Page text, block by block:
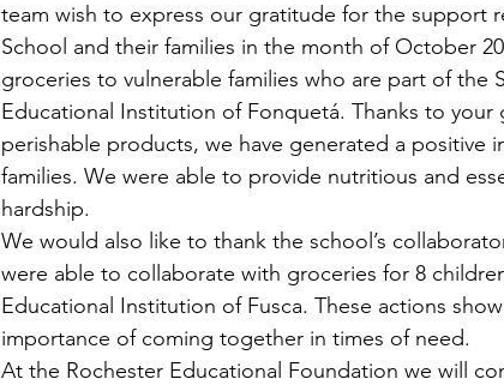
team wish to express our gratitude for the support
School and their families in the month of October
groceries to vulnerable families who are part of the
Educational Institution of Fonquetá. Thanks to
perishable products, we have generated a positive
families. We were able to provide nutritious and
hardship.
We would also like to thank the school’s
were able to collaborate with groceries for 8
Educational Institution of Fusca. These actions
importance of coming together in times of need.
At the Rochester Educational Foundation we will